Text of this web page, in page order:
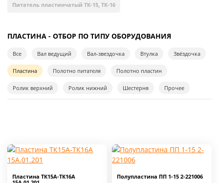
Питатель пластинчатый ТК-15, ТК-16
ПЛАСТИНА - ОТБОР ПО ТИПУ ОБОРУДОВАНИЯ
Все Вал ведущий Вал-звездочка Втулка Звёздочка
Пластина Полотно питателя Полотно пластин
Ролик верхний Ролик нижний Шестерня Прочее
Пластина ТК15А-ТК16А
Полупластина ПП 1-15 2-221006